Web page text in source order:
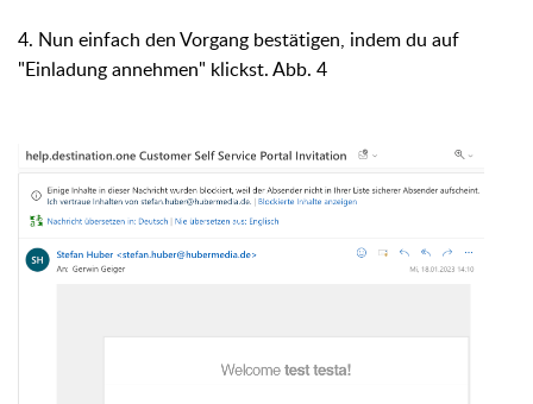
4. Nun einfach den Vorgang bestätigen, indem du auf
"Einladung annehmen" klickst. Abb. 4